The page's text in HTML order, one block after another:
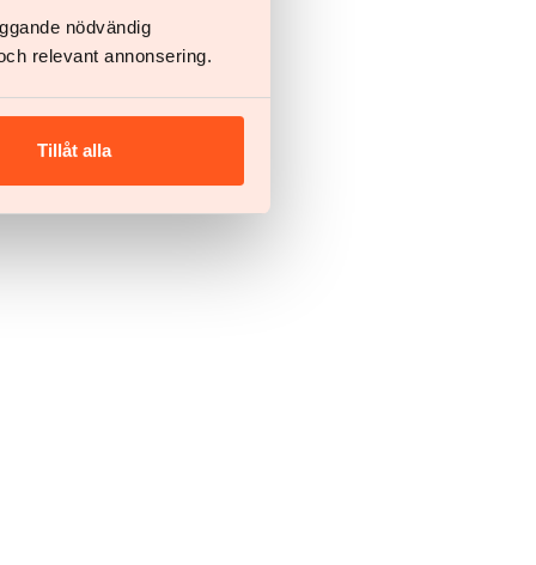
nödvändig
relevant annonsering.
Tillåt alla